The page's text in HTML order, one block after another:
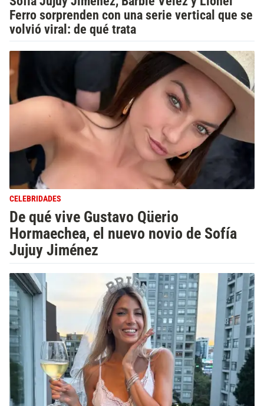
Ferro sorprenden con una serie vertical que se
volvió viral: de qué trata
CELEBRIDADES
De qué vive Gustavo Qüerio
Hormaechea, el nuevo novio de Sofía
Jujuy Jiménez